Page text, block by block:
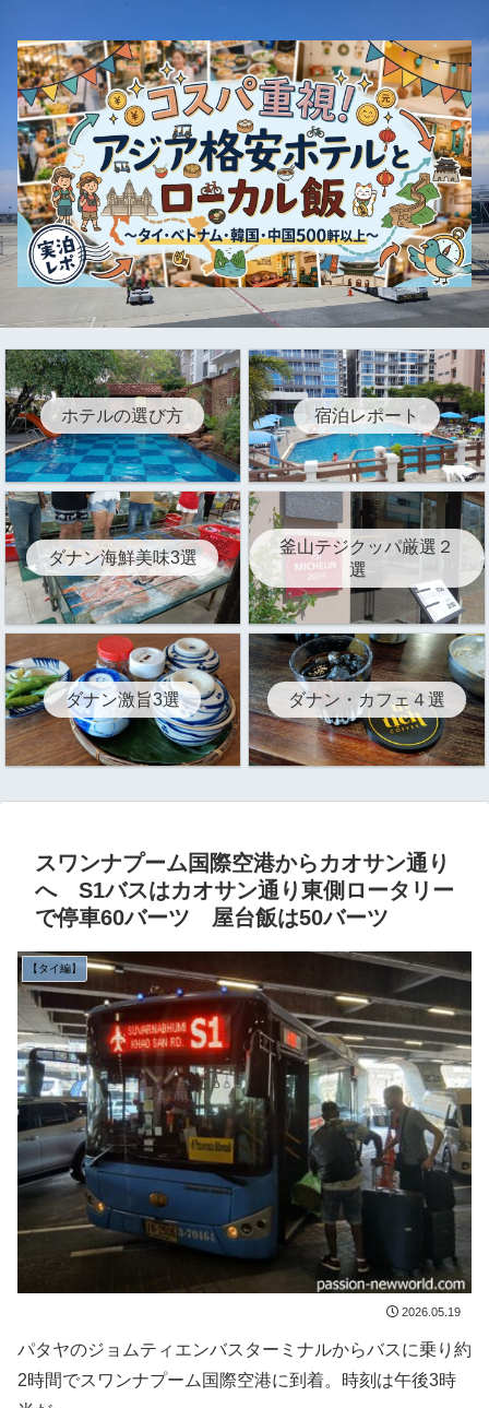
ホテルの選び方 宿泊レポート
ダナン海鮮美味3選
釜山テジクッパ厳選２
選
ダナン激旨3選 ダナン・カフェ４選
スワンナプーム国際空港からカオサン通り
へ S1バスはカオサン通り東側ロータリー
で停車60バーツ 屋台飯は50バーツ
【タイ編】
2026.05.19
パタヤのジョムティエンバスターミナルからバスに乗り約
2時間でスワンナプーム国際空港に到着。時刻は午後3時